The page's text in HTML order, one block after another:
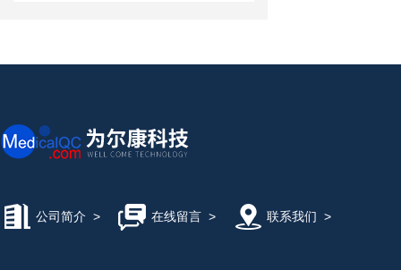
公司简介 > 在线留言> 联系我们 >